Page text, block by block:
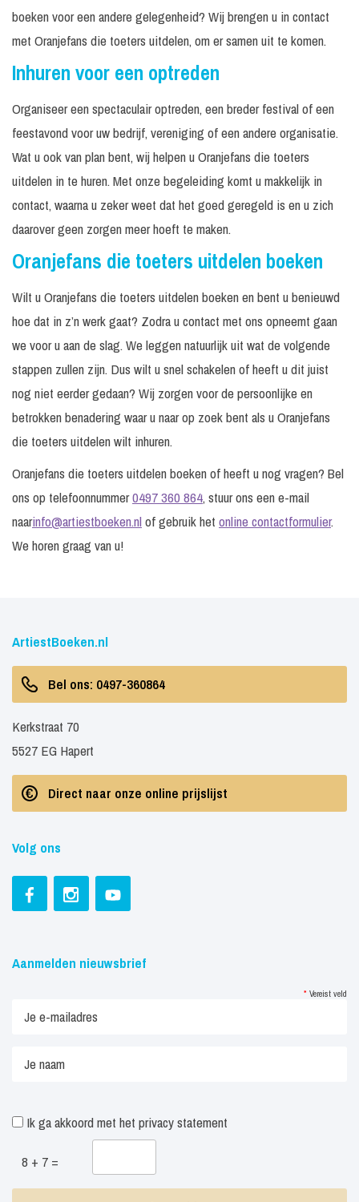
boeken voor een andere gelegenheid? Wij brengen u in contact
met Oranjefans die toeters uitdelen, om er samen uit te komen.
Inhuren voor een optreden
Organiseer een spectaculair optreden, een breder festival of een
feestavond voor uw bedrijf, vereniging of een andere organisatie.
Wat u ook van plan bent, wij helpen u Oranjefans die toeters
uitdelen in te huren. Met onze begeleiding komt u makkelijk in
contact, waarna u zeker weet dat het goed geregeld is en u zich
daarover geen zorgen meer hoeft te maken.
Oranjefans die toeters uitdelen boeken
Wilt u Oranjefans die toeters uitdelen boeken en bent u benieuwd
hoe dat in z’n werk gaat? Zodra u contact met ons opneemt gaan
we voor u aan de slag. We leggen natuurlijk uit wat de volgende
stappen zullen zijn. Dus wilt u snel schakelen of heeft u dit juist
nog niet eerder gedaan? Wij zorgen voor de persoonlijke en
betrokken benadering waar u naar op zoek bent als u Oranjefans
die toeters uitdelen wilt inhuren.
Oranjefans die toeters uitdelen boeken of heeft u nog vragen? Bel
ons op telefoonnummer0497 360 864, stuur ons een e-mail
naarinfo@artiestboeken.nlof gebruik het online contactformulier.
We horen graag van u!
ArtiestBoeken.nl
Bel ons: 0497-360864
Kerkstraat 70
5527 EG Hapert
Direct naar onze online prijslijst
Volg ons
Aanmelden nieuwsbrief
* Vereist veld
Ik ga akkoord met het privacy statement
8 + 7 =